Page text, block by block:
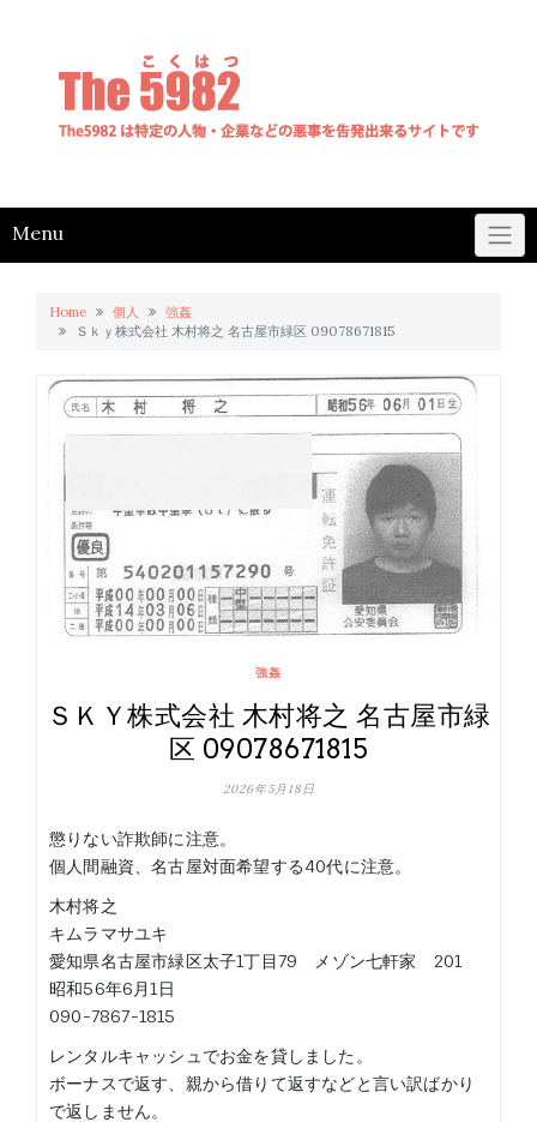
Menu
Home 個人
強姦
Ｓｋｙ株式会社 木村将之 名古屋市緑区 09078671815
強姦
ＳＫＹ株式会社 木村将之 名古屋市緑
区 09078671815
2026年5月18日
懲りない詐欺師に注意。
個人間融資、名古屋対面希望する40代に注意。
木村将之
キムラマサユキ
愛知県名古屋市緑区太子1丁目79 メゾン七軒家 201
昭和56年6月1日
090-7867-1815
レンタルキャッシュでお金を貸しました。
ボーナスで返す、親から借りて返すなどと言い訳ばかり
で返しません。